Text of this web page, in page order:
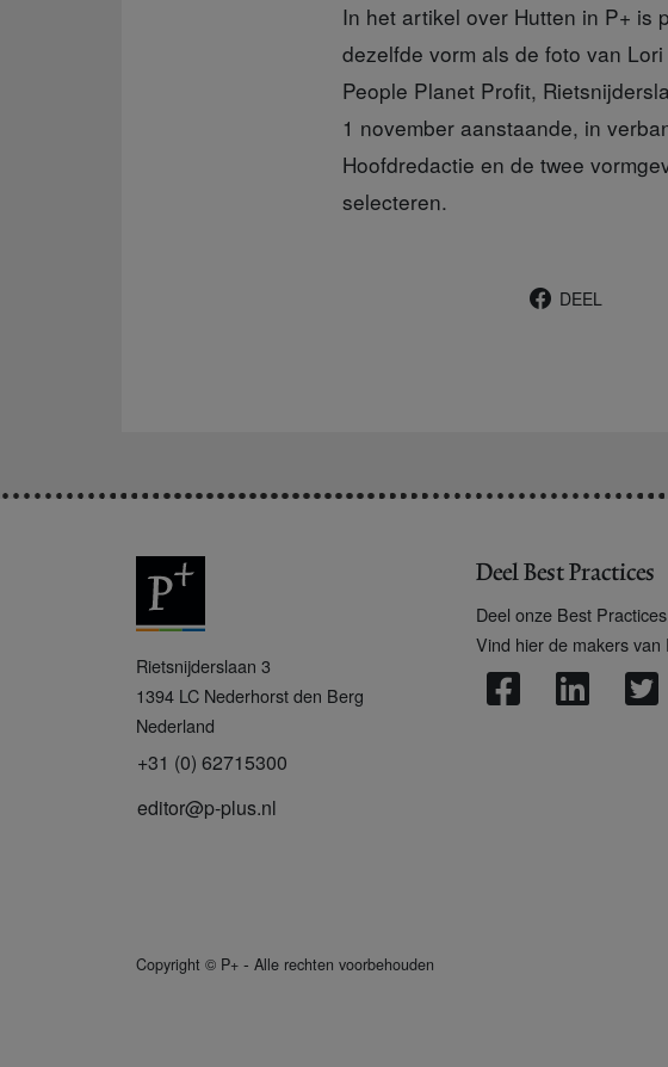
In het artikel over Hutten in P+ is
dezelfde vorm als de foto van
People Planet Profit,
1 november aanstaande, in
Hoofdredactie en de twee
selecteren.
DEEL
+
Rietsnijderslaan 3
1394 LC Nederhorst den Berg
Nederland
+31 (0) 62715300
editor@p-plus.nl
Deel Best Practices
Deel onze Best
Vind hier de makers van
Copyright © P+ - Alle rechten voorbehouden